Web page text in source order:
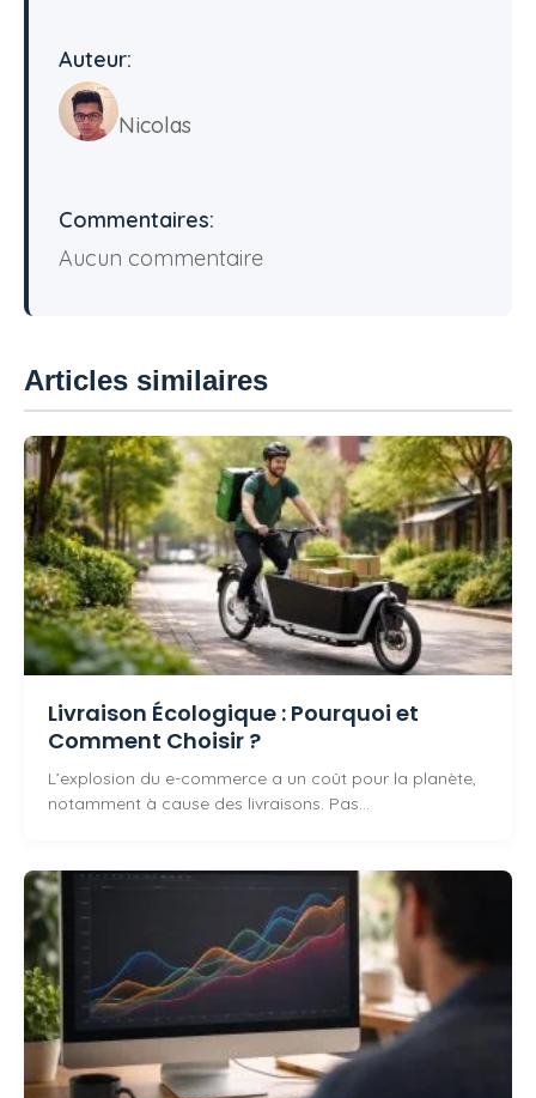
Auteur:
Nicolas
Commentaires:
Aucun commentaire
Articles similaires
Livraison Écologique : Pourquoi et
Comment Choisir ?
L’explosion du e-commerce a un coût pour la planète,
notamment à cause des livraisons. Pas…